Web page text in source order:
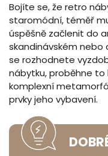
Bojíte se, že retro
staromódní, téměř
úspěšně začlenit do
skandinávském nebo
se rozhodnete
nábytku, proběhne
komplexní
prvky jeho vybavení.